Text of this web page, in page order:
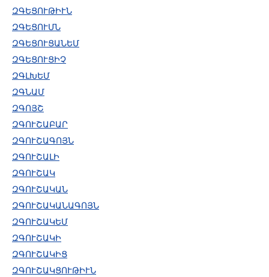
ԶԳԵՑՈՒԹԻՒՆ
ԶԳԵՑՈՒՄՆ
ԶԳԵՑՈՒՑԱՆԵՄ
ԶԳԵՑՈՒՑԻՉ
ԶԳԼԽԵՄ
ԶԳՆԱՄ
ԶԳՈՅՇ
ԶԳՈՒՇԱԲԱՐ
ԶԳՈՒՇԱԳՈՅՆ
ԶԳՈՒՇԱԼԻ
ԶԳՈՒՇԱԿ
ԶԳՈՒՇԱԿԱՆ
ԶԳՈՒՇԱԿԱՆԱԳՈՅՆ
ԶԳՈՒՇԱԿԵՄ
ԶԳՈՒՇԱԿԻ
ԶԳՈՒՇԱԿԻՑ
ԶԳՈՒՇԱԿՑՈՒԹԻՒՆ